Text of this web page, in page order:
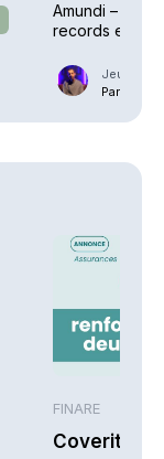
Amundi – Des
records en
Jeudi 30
Par
FINARE
Coverity